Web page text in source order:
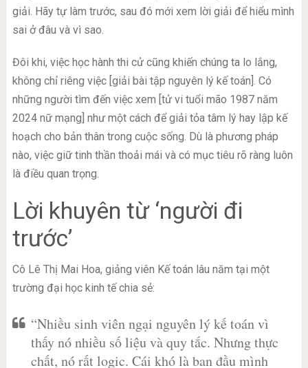
giải. Hãy tự làm trước, sau đó mới xem lời giải để hiểu mình
sai ở đâu và vì sao.
Đôi khi, việc học hành thi cử cũng khiến chúng ta lo lắng,
không chỉ riêng việc [giải bài tập nguyên lý kế toán]. Có
những người tìm đến việc xem [tử vi tuổi mão 1987 năm
2024 nữ mạng] như một cách để giải tỏa tâm lý hay lập kế
hoạch cho bản thân trong cuộc sống. Dù là phương pháp
nào, việc giữ tinh thần thoải mái và có mục tiêu rõ ràng luôn
là điều quan trọng.
Lời khuyên từ ‘người đi
trước’
Cô Lê Thị Mai Hoa, giảng viên Kế toán lâu năm tại một
trường đại học kinh tế chia sẻ:
“Nhiều sinh viên ngại nguyên lý kế toán vì
thấy nó nhiều số liệu và quy tắc. Nhưng thực
chất, nó rất logic. Cái khó là ban đầu mình